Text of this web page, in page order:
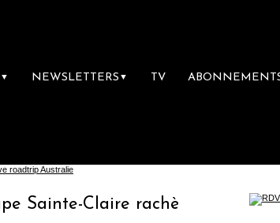
▼ NEWSLETTERS ▼ TV
rachète Eden Tour